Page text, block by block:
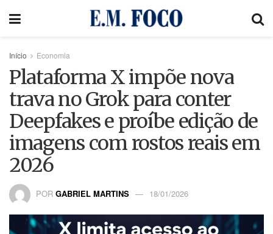
Início Economia
Plataforma X impõe nova
trava no Grok para conter
Deepfakes e proíbe edição de
imagens com rostos reais em
2026
POR GABRIEL MARTINS 18/01/2026